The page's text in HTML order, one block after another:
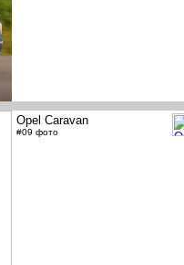
Opel Caravan
#09 фото